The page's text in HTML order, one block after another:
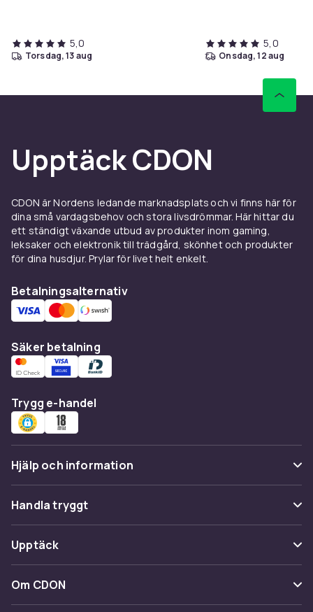
5,0
torsdag, 13 aug
5,0
onsdag, 12 aug
Upptäck CDON
CDON är Nordens ledande marknadsplats och vi finns här för
dina små vardagsbehov och stora livsdrömmar. Här hittar du
ett ständigt växande utbud av produkter inom gaming,
leksaker och elektronik till trädgård, skönhet och produkter
för dina husdjur. Prylar för livet helt enkelt.
Betalningsalternativ
Säker betalning
Trygg e-handel
Hjälp och information
Vanliga frågor
Spåra paket
Ångra & Returnera här
Kundservice
Handla tryggt
Betalning
Leverans
Upptäck
Kategorier
Varumärken
Om CDON